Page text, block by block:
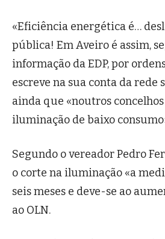
«Eficiência energética é…
pública! Em Aveiro é assim,
informação da EDP, por
escreve na sua conta da rede
ainda que «noutros
iluminação de baixo
Segundo o vereador Pedro
o corte na iluminação «a
seis meses e deve-se ao
ao OLN.